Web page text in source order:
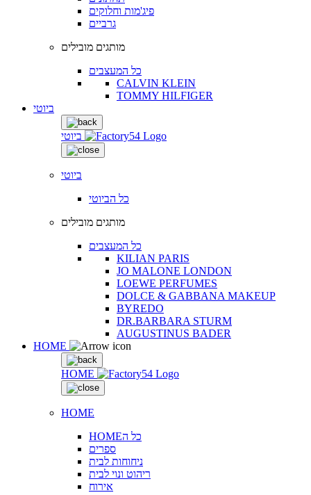
פיג'מות וחלוקים
גרביים
מותגים מובילים
כל המעצבים
CALVIN KLEIN
TOMMY HILFIGER
ביוטי
ביוטי
ביוטי
כל הביוטי
מותגים מובילים
כל המעצבים
KILIAN PARIS
JO MALONE LONDON
LOEWE PERFUMES
DOLCE & GABBANA MAKEUP
BYREDO
DR.BARBARA STURM
AUGUSTINUS BADER
HOME
HOME
HOME
HOMEכל ה
ספרים
ניחוחות לבית
ריהוט ונוי לבית
אירוח